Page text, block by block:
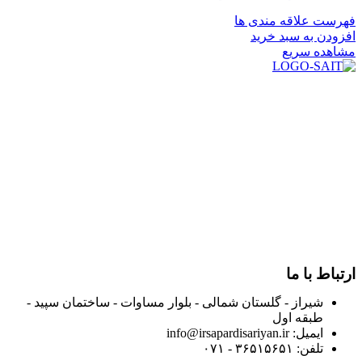
فهرست علاقه مندی ها
افزودن به سبد خرید
مشاهده سریع
ارتباط با ما
شیراز - گلستان شمالی - بلوار مساوات - ساختمان سپید -
طبقه اول
ایمیل: info@irsapardisariyan.ir
تلفن: ۳۶۵۱۵۶۵۱ - ۰۷۱